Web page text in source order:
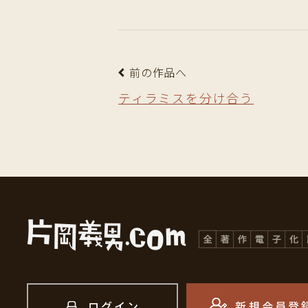
前の作品へ
ティラミスを分け合う